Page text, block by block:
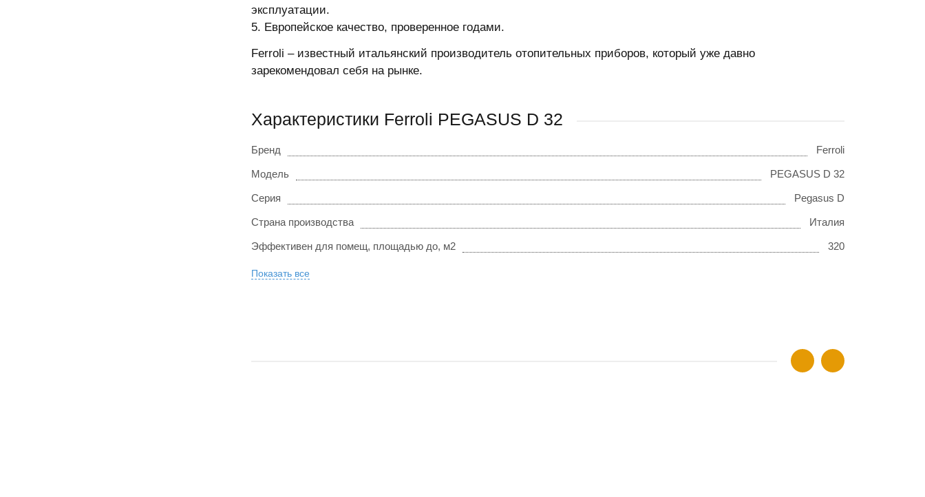
эксплуатации.
5. Европейское качество, проверенное годами.
Ferroli – известный итальянский производитель отопительных приборов, который уже давно
зарекомендовал себя на рынке.
Характеристики Ferroli PEGASUS D 32
Бренд Ferroli
Модель PEGASUS D 32
Серия Pegasus D
Страна производства Италия
Эффективен для помещ, площадью до, м2 320
Показать все